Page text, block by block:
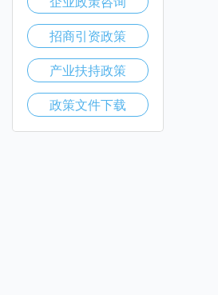
招商引资政策
产业扶持政策
政策文件下载